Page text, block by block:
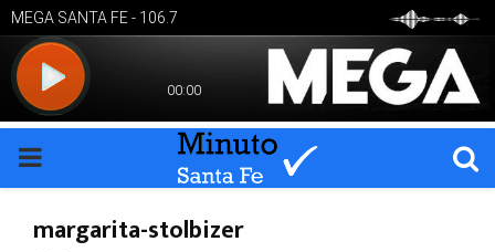
PRIMARY
margarita-stolbizer